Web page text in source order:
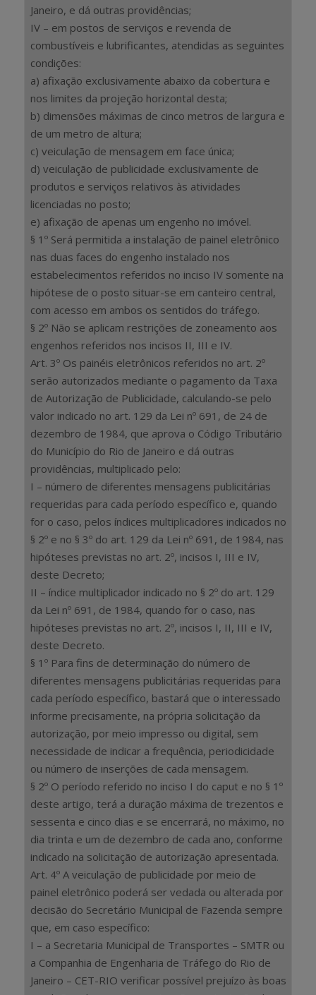
Janeiro, e dá outras providências;
IV – em postos de serviços e revenda de
combustíveis e lubrificantes, atendidas as seguintes
condições:
a) afixação exclusivamente abaixo da cobertura e
nos limites da projeção horizontal desta;
b) dimensões máximas de cinco metros de largura e
de um metro de altura;
c) veiculação de mensagem em face única;
d) veiculação de publicidade exclusivamente de
produtos e serviços relativos às atividades
licenciadas no posto;
e) afixação de apenas um engenho no imóvel.
§ 1º Será permitida a instalação de painel eletrônico
nas duas faces do engenho instalado nos
estabelecimentos referidos no inciso IV somente na
hipótese de o posto situar-se em canteiro central,
com acesso em ambos os sentidos do tráfego.
§ 2º Não se aplicam restrições de zoneamento aos
engenhos referidos nos incisos II, III e IV.
Art. 3º Os painéis eletrônicos referidos no art. 2º
serão autorizados mediante o pagamento da Taxa
de Autorização de Publicidade, calculando-se pelo
valor indicado no art. 129 da Lei nº 691, de 24 de
dezembro de 1984, que aprova o Código Tributário
do Município do Rio de Janeiro e dá outras
providências, multiplicado pelo:
I – número de diferentes mensagens publicitárias
requeridas para cada período específico e, quando
for o caso, pelos índices multiplicadores indicados no
§ 2º e no § 3º do art. 129 da Lei nº 691, de 1984, nas
hipóteses previstas no art. 2º, incisos I, III e IV,
deste Decreto;
II – índice multiplicador indicado no § 2º do art. 129
da Lei nº 691, de 1984, quando for o caso, nas
hipóteses previstas no art. 2º, incisos I, II, III e IV,
deste Decreto.
§ 1º Para fins de determinação do número de
diferentes mensagens publicitárias requeridas para
cada período específico, bastará que o interessado
informe precisamente, na própria solicitação da
autorização, por meio impresso ou digital, sem
necessidade de indicar a frequência, periodicidade
ou número de inserções de cada mensagem.
§ 2º O período referido no inciso I do caput e no § 1º
deste artigo, terá a duração máxima de trezentos e
sessenta e cinco dias e se encerrará, no máximo, no
dia trinta e um de dezembro de cada ano, conforme
indicado na solicitação de autorização apresentada.
Art. 4º A veiculação de publicidade por meio de
painel eletrônico poderá ser vedada ou alterada por
decisão do Secretário Municipal de Fazenda sempre
que, em caso específico:
I – a Secretaria Municipal de Transportes – SMTR ou
a Companhia de Engenharia de Tráfego do Rio de
Janeiro – CET-RIO verificar possível prejuízo às boas